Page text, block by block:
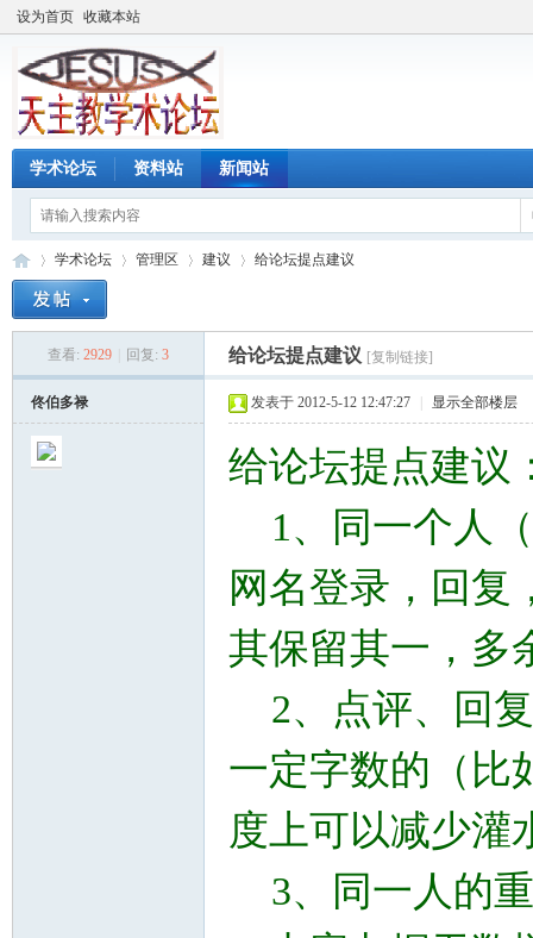
设为首页 收藏本站
学术论坛 资料站 新闻站
学术论坛 管理区 建议
›
给论坛提点建议
查看: 2929 回复: 3 给论坛提点建议 [复制链接]
佟伯多禄 发表于 2012-5-12 12:47:27 显示全部楼层
给论坛提点建议
1、同一个人
网名登录，回复
其保留其一，多
2、点评、回
一定字数的（比
度上可以减少灌
3、同一人的